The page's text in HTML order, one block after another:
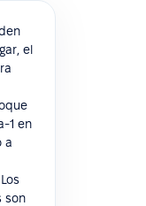
el
1 en
a
son